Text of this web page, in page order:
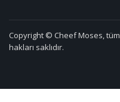
Copyright © Cheef Moses, tüm
hakları saklıdır.